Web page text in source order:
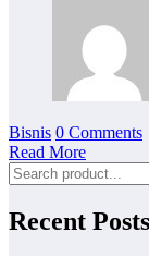
Bisnis 0 Comments
Read More
Recent Posts